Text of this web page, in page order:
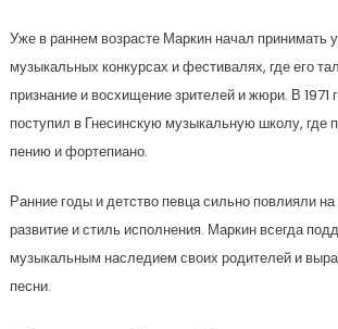
Уже в раннем возрасте Маркин начал принимать
музыкальных конкурсах и фестивалях, где его
признание и восхищение зрителей и жюри. В
поступил в Гнесинскую музыкальную школу, где
пению и фортепиано.
Ранние годы и детство певца сильно повлияли
развитие и стиль исполнения. Маркин всегда
музыкальным наследием своих родителей и
песни.